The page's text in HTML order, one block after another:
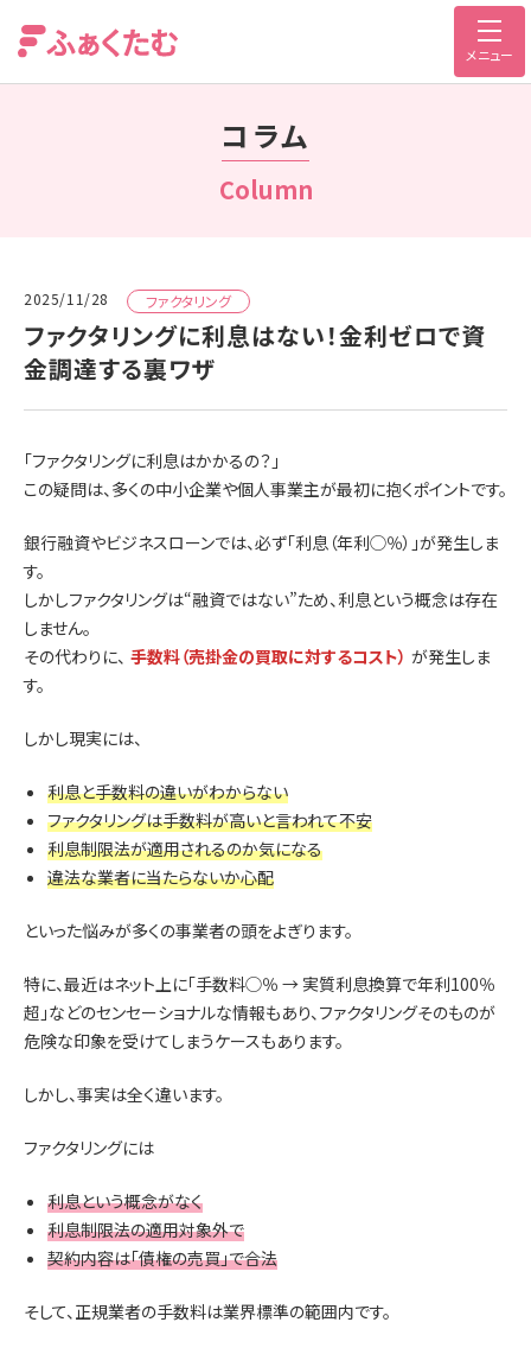
メニュー
コラム
Column
2025/11/28 ファクタリング
ファクタリングに利息はない！金利ゼロで資
金調達する裏ワザ
「ファクタリングに利息はかかるの？」
この疑問は、多くの中小企業や個人事業主が最初に抱くポイントです。
銀行融資やビジネスローンでは、必ず「利息（年利◯％）」が発生しま
す。
しかしファクタリングは“融資ではない”ため、利息という概念は存在
しません。
その代わりに、 手数料（売掛金の買取に対するコスト） が発生しま
す。
しかし現実には、
利息と手数料の違いがわからない
ファクタリングは手数料が高いと言われて不安
利息制限法が適用されるのか気になる
違法な業者に当たらないか心配
といった悩みが多くの事業者の頭をよぎります。
特に、最近はネット上に「手数料◯％ → 実質利息換算で年利100％
超」などのセンセーショナルな情報もあり、ファクタリングそのものが
危険な印象を受けてしまうケースもあります。
しかし、事実は全く違います。
ファクタリングには
利息という概念がなく
利息制限法の適用対象外で
契約内容は「債権の売買」で合法
そして、正規業者の手数料は業界標準の範囲内です。